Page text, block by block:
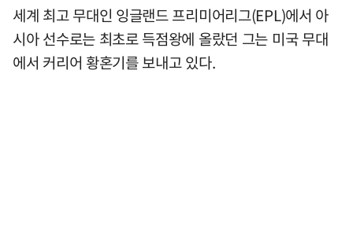
세계 최고 무대인 잉글랜드 프리미어리그(EPL)에서 아
시아 선수로는 최초로 득점왕에 올랐던 그는 미국 무대
에서 커리어 황혼기를 보내고 있다.